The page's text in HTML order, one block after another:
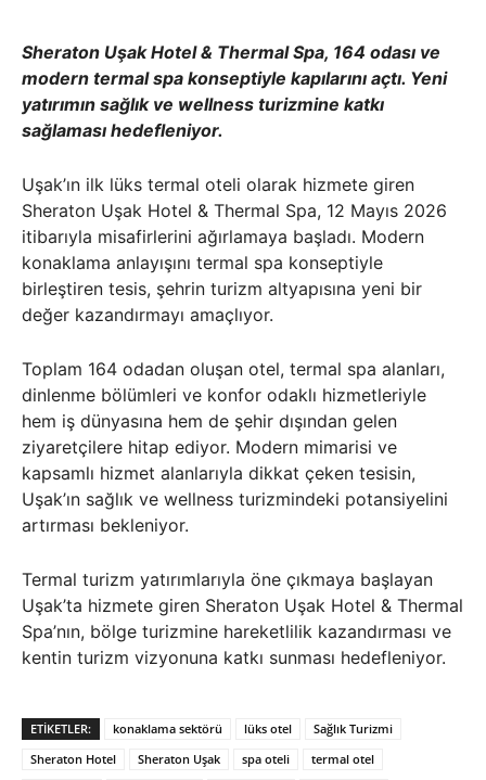
Sheraton Uşak Hotel & Thermal Spa, 164 odası ve
modern termal spa konseptiyle kapılarını açtı. Yeni
yatırımın sağlık ve wellness turizmine katkı
sağlaması hedefleniyor.
Uşak’ın ilk lüks termal oteli olarak hizmete giren
Sheraton Uşak Hotel & Thermal Spa, 12 Mayıs 2026
itibarıyla misafirlerini ağırlamaya başladı. Modern
konaklama anlayışını termal spa konseptiyle
birleştiren tesis, şehrin turizm altyapısına yeni bir
değer kazandırmayı amaçlıyor.
Toplam 164 odadan oluşan otel, termal spa alanları,
dinlenme bölümleri ve konfor odaklı hizmetleriyle
hem iş dünyasına hem de şehir dışından gelen
ziyaretçilere hitap ediyor. Modern mimarisi ve
kapsamlı hizmet alanlarıyla dikkat çeken tesisin,
Uşak’ın sağlık ve wellness turizmindeki potansiyelini
artırması bekleniyor.
Termal turizm yatırımlarıyla öne çıkmaya başlayan
Uşak’ta hizmete giren Sheraton Uşak Hotel & Thermal
Spa’nın, bölge turizmine hareketlilik kazandırması ve
kentin turizm vizyonuna katkı sunması hedefleniyor.
ETIKETLER: konaklama sektörü lüks otel
Sağlık Turizmi
Sheraton Hotel
Sheraton Uşak spa oteli
termal otel